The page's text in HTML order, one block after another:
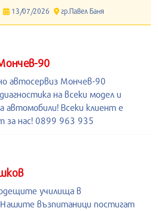
13/07/2026 гр.Павел Баня
90
автосервиз Мончев-90
на всеки модел и
автомобили! Всеки клиент е
за нас! 0899 963 935
училища в
възпитаници постигат